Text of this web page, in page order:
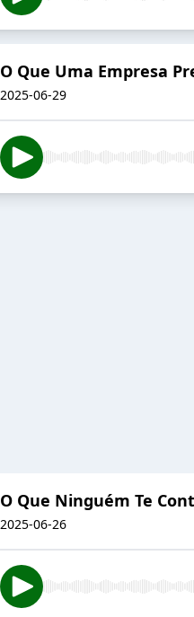
O Que Uma Empresa
2025-06-29
O Que Ninguém Te
2025-06-26